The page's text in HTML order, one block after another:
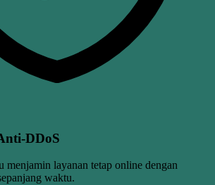
DDoS
layanan tetap online dengan
waktu.